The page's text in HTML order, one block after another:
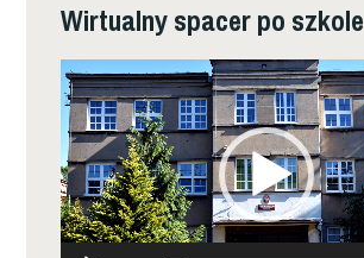
Wirtualny spacer po szkole
Odtwarzacz
video